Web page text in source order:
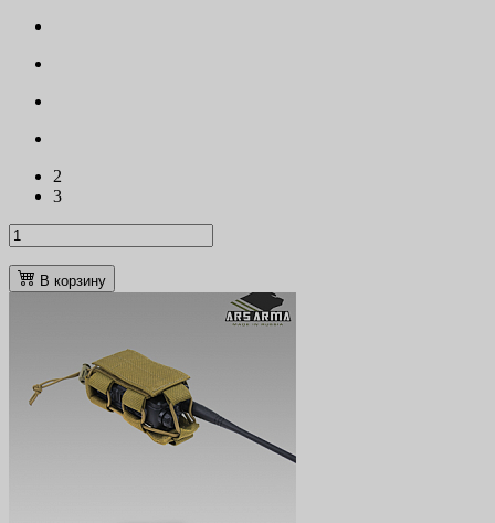
2
3
В корзину